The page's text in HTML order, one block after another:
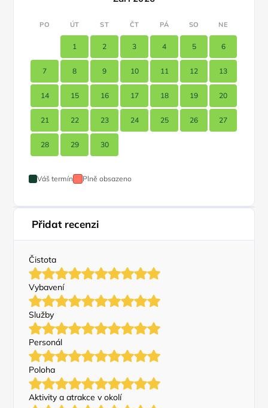
PO ÚT ST ČT PÁ SO NE
1 2 3 4 5 6
7 8 9 10 11 12 13
14 15 16 17 18 19 20
21 22 23 24 25 26 27
28 29 30
Váš termín Plně obsazeno
Přidat recenzi
Čistota
Vybavení
Služby
Personál
Poloha
Aktivity a atrakce v okolí